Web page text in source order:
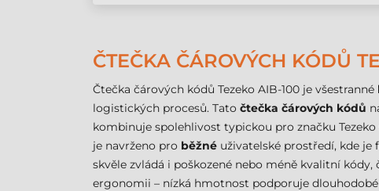
ČTEČKA ČÁROVÝCH KÓDŮ
Čtečka čárových kódů Tezeko AIB-100 je všestranné
logistických procesů. Tato čtečka čárových kódů
kombinuje spolehlivost typickou pro značku
je navrženo pro běžné uživatelské prostředí, kde
skvěle zvládá i poškozené nebo méně kvalitní
ergonomii – nízká hmotnost podporuje